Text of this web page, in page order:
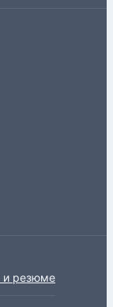
и резюме